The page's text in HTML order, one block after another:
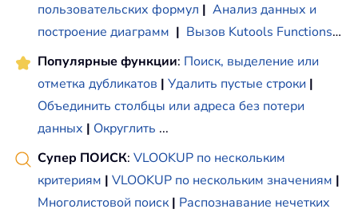
пользовательских формул | Анализ данных и
построение диаграмм | Вызов Kutools Functions…
Популярные функции: Поиск, выделение или
отметка дубликатов | Удалить пустые строки |
Объединить столбцы или адреса без потери
данных | Округлить ...
Супер ПОИСК: VLOOKUP по нескольким
критериям | VLOOKUP по нескольким значениям |
Многолистовой поиск | Распознавание нечетких